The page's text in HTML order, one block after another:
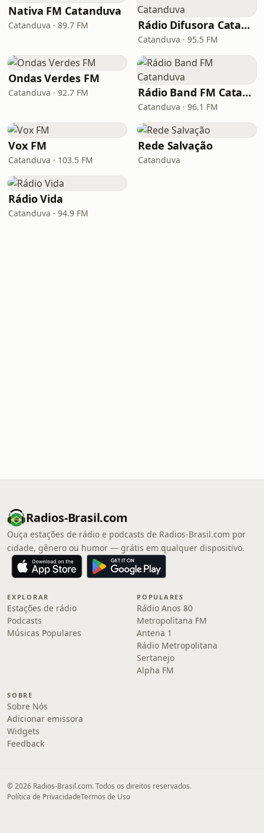
Nativa FM Catanduva
Catanduva · 89.7 FM Rádio Difusora Catanduva
Catanduva · 95.5 FM
Ondas Verdes FM
Catanduva · 92.7 FM Rádio Band FM Catanduva
Catanduva · 96.1 FM
Vox FM
Catanduva · 103.5 FM
Rede Salvação
Catanduva
Rádio Vida
Catanduva · 94.9 FM
Radios-Brasil.com
Ouça estações de rádio e podcasts de Radios-Brasil.com por
cidade, gênero ou humor — grátis em qualquer dispositivo.
EXPLORAR
Estações de rádio
Podcasts
Músicas Populares
POPULARES
Rádio Anos 80
Metropolitana FM
Antena 1
Rádio Metropolitana
Sertanejo
Alpha FM
SOBRE
Sobre Nós
Adicionar emissora
Widgets
Feedback
© 2026 Radios-Brasil.com. Todos os direitos reservados.
Política de PrivacidadeTermos de Uso